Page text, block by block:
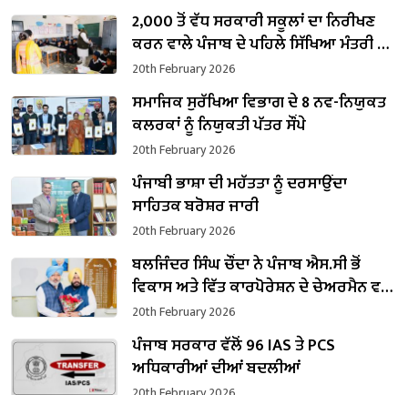
2,000 ਤੋਂ ਵੱਧ ਸਰਕਾਰੀ ਸਕੂਲਾਂ ਦਾ ਨਿਰੀਖਣ
ਕਰਨ ਵਾਲੇ ਪੰਜਾਬ ਦੇ ਪਹਿਲੇ ਸਿੱਖਿਆ ਮੰਤਰੀ ਬਣੇ
ਹਰਜੋਤ ਸਿੰਘ ਬੈਂਸ
20th February 2026
ਸਮਾਜਿਕ ਸੁਰੱਖਿਆ ਵਿਭਾਗ ਦੇ 8 ਨਵ-ਨਿਯੁਕਤ
ਕਲਰਕਾਂ ਨੂੰ ਨਿਯੁਕਤੀ ਪੱਤਰ ਸੌਂਪੇ
20th February 2026
ਪੰਜਾਬੀ ਭਾਸ਼ਾ ਦੀ ਮਹੱਤਤਾ ਨੂੰ ਦਰਸਾਉਂਦਾ
ਸਾਹਿਤਕ ਬਰੋਸ਼ਰ ਜਾਰੀ
20th February 2026
ਬਲਜਿੰਦਰ ਸਿੰਘ ਚੌਂਦਾ ਨੇ ਪੰਜਾਬ ਐਸ.ਸੀ ਭੋਂ
ਵਿਕਾਸ ਅਤੇ ਵਿੱਤ ਕਾਰਪੋਰੇਸ਼ਨ ਦੇ ਚੇਅਰਮੈਨ ਵਜੋਂ
ਸੰਭਾਲਿਆ ਕਾਰਜਭਾਰ
20th February 2026
ਪੰਜਾਬ ਸਰਕਾਰ ਵੱਲੋਂ 96 IAS ਤੇ PCS
ਅਧਿਕਾਰੀਆਂ ਦੀਆਂ ਬਦਲੀਆਂ